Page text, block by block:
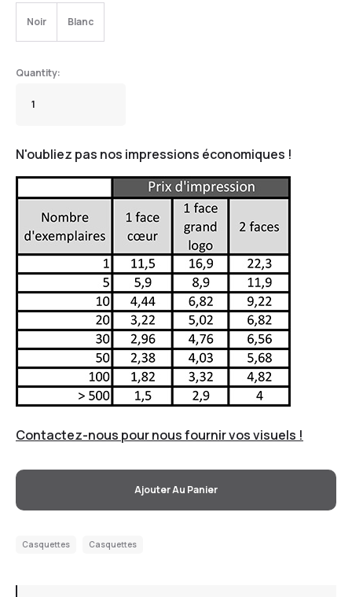
Noir Blanc
N'oubliez pas nos impressions économiques !
Contactez-nous pour nous fournir vos visuels !
Ajouter Au Panier
Casquettes Casquettes